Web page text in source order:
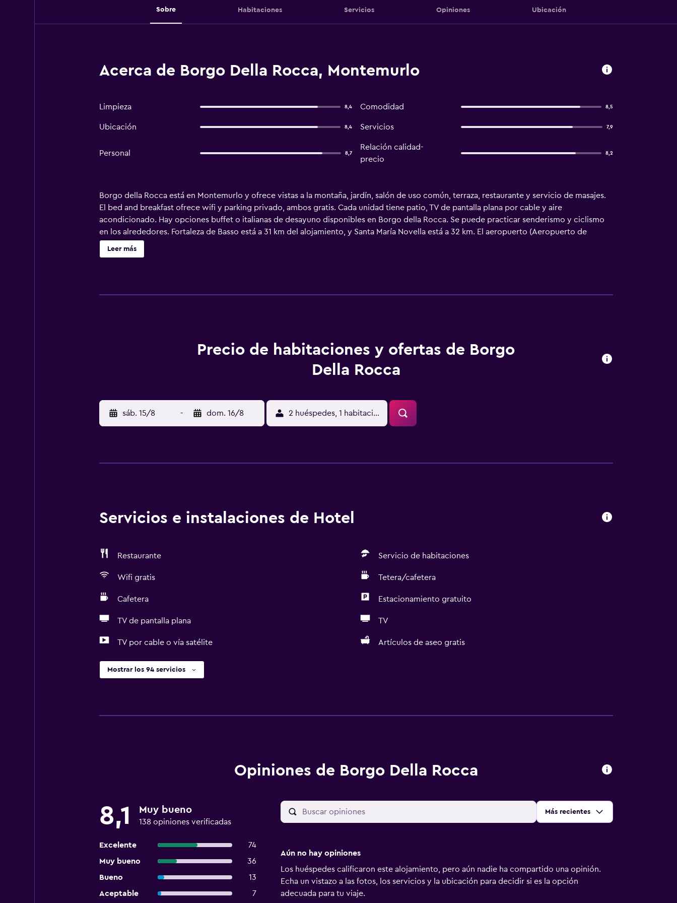
Sobre Habitaciones Servicios Opiniones Ubicación
Acerca de Borgo Della Rocca, Montemurlo
Limpieza 8,4 Comodidad 8,5
Ubicación 8,4 Servicios 7,9
Personal 8,7
Relación calidad-
precio
8,2
Borgo della Rocca está en Montemurlo y ofrece vistas a la montaña, jardín, salón de uso común, terraza, restaurante y servicio de masajes.
El bed and breakfast ofrece wifi y parking privado, ambos gratis. Cada unidad tiene patio, TV de pantalla plana por cable y aire
acondicionado. Hay opciones buffet o italianas de desayuno disponibles en Borgo della Rocca. Se puede practicar senderismo y ciclismo
en los alrededores. Fortaleza de Basso está a 31 km del alojamiento, y Santa María Novella está a 32 km. El aeropuerto (Aeropuerto de
Florencia) está a 26 km, y el alojamiento ofrece servicio de traslado de pago para ir o volver del aeropuerto.
Leer más
Precio de habitaciones y ofertas de Borgo
Della Rocca
sáb. 15/8 - dom. 16/8 2 huéspedes, 1 habitación
Servicios e instalaciones de Hotel
Restaurante Servicio de habitaciones
Wifi gratis Tetera/cafetera
Cafetera Estacionamiento gratuito
TV de pantalla plana TV
TV por cable o vía satélite Artículos de aseo gratis
Mostrar los 94 servicios
Opiniones de Borgo Della Rocca
8,1 Muy bueno
138 opiniones verificadas
Excelente
74
Muy bueno
36
Bueno
13
Aceptable
7
Ordenar por:
Más recientes
Aún no hay opiniones
Los huéspedes calificaron este alojamiento, pero aún nadie ha compartido una opinión.
Echa un vistazo a las fotos, los servicios y la ubicación para decidir si es la opción
adecuada para tu viaje.